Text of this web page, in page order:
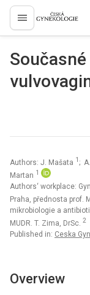
proLékaře.cz
Authors: J. Mašata 1 ;
Martan 1
Authors‘ workplace:
Praha, přednosta prof.
mikrobiologie a
MUDR. T. Zima, DrSc. 2
Published in: Ceska
Overview